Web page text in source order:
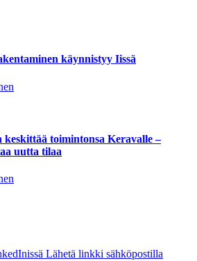
käynnistyy Iissä
keskittää toimintonsa Keravalle –
uutta tilaa
Lähetä linkki sähköpostilla